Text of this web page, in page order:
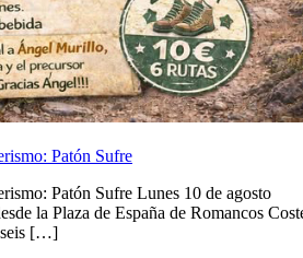
Patón Sufre
Patón Sufre Lunes 10 de agosto
la Plaza de España de Romancos
seis […]